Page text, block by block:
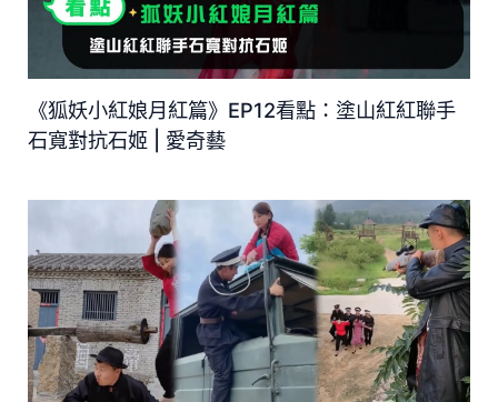
《狐妖小紅娘月紅篇》EP12看點：塗山紅紅聯手
石寬對抗石姬 | 愛奇藝